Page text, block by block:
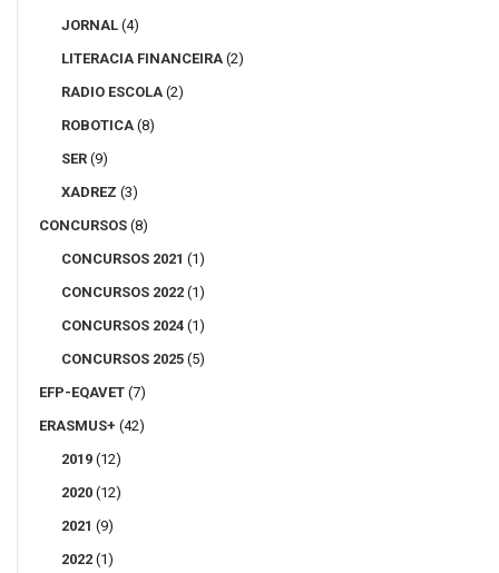
JORNAL (4)
LITERACIA FINANCEIRA (2)
RADIO ESCOLA (2)
ROBOTICA (8)
SER (9)
XADREZ (3)
CONCURSOS (8)
CONCURSOS 2021 (1)
CONCURSOS 2022 (1)
CONCURSOS 2024 (1)
CONCURSOS 2025 (5)
EFP-EQAVET (7)
ERASMUS+ (42)
2019 (12)
2020 (12)
2021 (9)
2022 (1)